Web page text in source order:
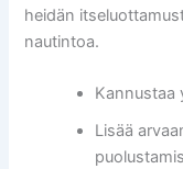
heidän
nautintoa.
Kannustaa
Lisää